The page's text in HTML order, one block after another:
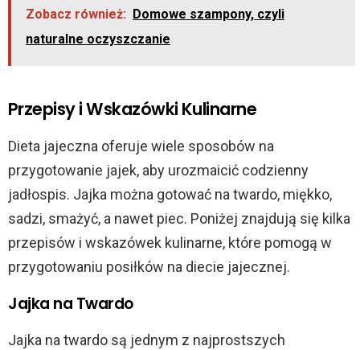
Zobacz również:
Domowe szampony, czyli
naturalne oczyszczanie
Przepisy i Wskazówki Kulinarne
Dieta jajeczna oferuje wiele sposobów na
przygotowanie jajek, aby urozmaicić codzienny
jadłospis. Jajka można gotować na twardo, miękko,
sadzi, smażyć, a nawet piec. Poniżej znajdują się kilka
przepisów i wskazówek kulinarne, które pomogą w
przygotowaniu posiłków na diecie jajecznej.
Jajka na Twardo
Jajka na twardo są jednym z najprostszych